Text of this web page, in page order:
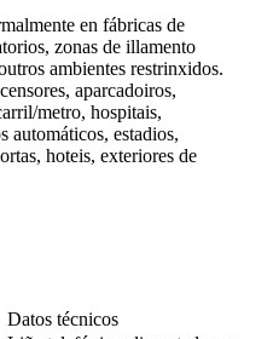
en fábricas de
zonas de illamento
ambientes restrinxidos.
aparcadoiros,
metro, hospitais,
automáticos, estadios,
hoteis, exteriores de
Datos técnicos